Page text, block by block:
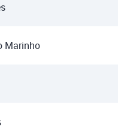
Marinho